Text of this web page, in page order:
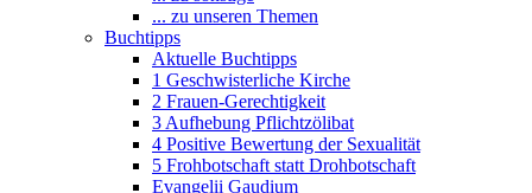
... zu unseren Themen
Buchtipps
Aktuelle Buchtipps
1 Geschwisterliche Kirche
2 Frauen-Gerechtigkeit
3 Aufhebung Pflichtzölibat
4 Positive Bewertung der Sexualität
5 Frohbotschaft statt Drohbotschaft
Evangelii Gaudium